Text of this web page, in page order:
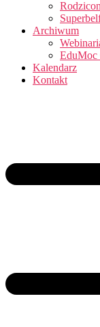
Archiwum
EduMoc
Kalendarz
Kontakt